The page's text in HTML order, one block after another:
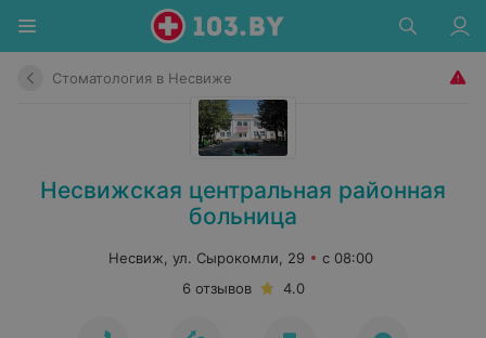
Стоматология в Несвиже
Несвижская центральная районная
больница
Несвиж, ул. Сырокомли, 29
с 08:00
6 отзывов
4.0